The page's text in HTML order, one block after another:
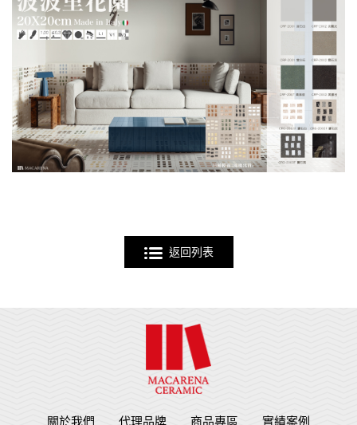
返回列表
關於我們 代理品牌 商品專區 實績案例